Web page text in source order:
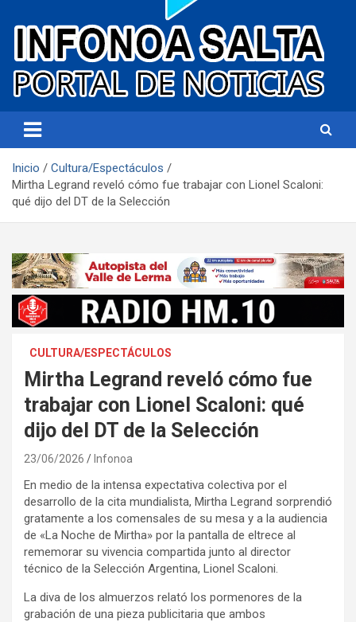
Infonoa Salta
Inicio
Cultura/Espectáculos
Mirtha Legrand reveló cómo fue trabajar con Lionel Scaloni:
qué dijo del DT de la Selección
CULTURA/ESPECTÁCULOS
Mirtha Legrand reveló cómo fue
trabajar con Lionel Scaloni: qué
dijo del DT de la Selección
23/06/2026 Infonoa
En medio de la intensa expectativa colectiva por el
desarrollo de la cita mundialista, Mirtha Legrand sorprendió
gratamente a los comensales de su mesa y a la audiencia
de «La Noche de Mirtha» por la pantalla de eltrece al
rememorar su vivencia compartida junto al director
técnico de la Selección Argentina, Lionel Scaloni.
La diva de los almuerzos relató los pormenores de la
grabación de una pieza publicitaria que ambos